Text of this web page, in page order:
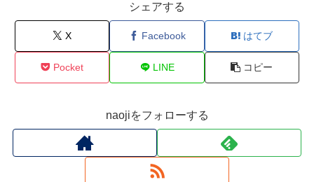
シェアする
X Facebook はてブ
Pocket LINE コピー
naojiをフォローする